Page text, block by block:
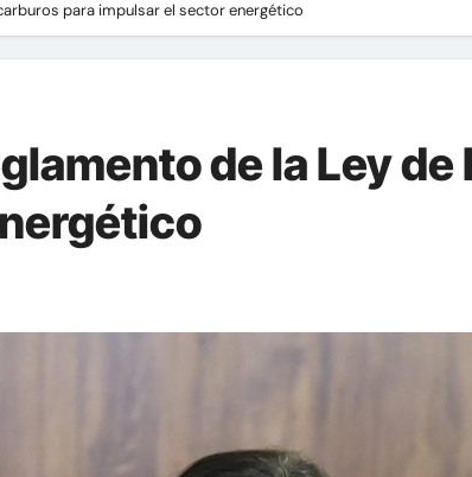
para impulsar el sector energético
de la Ley